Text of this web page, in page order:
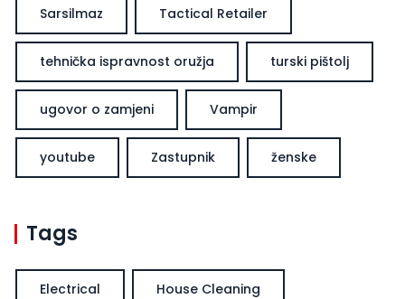
Sarsilmaz Tactical Retailer
tehnička ispravnost oružja turski pištolj
ugovor o zamjeni Vampir
youtube Zastupnik ženske
Tags
Electrical House Cleaning